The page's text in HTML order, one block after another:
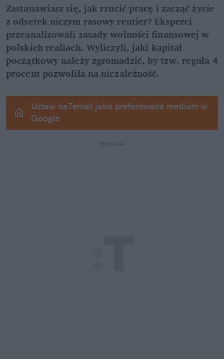
Zastanawiasz się, jak rzucić pracę i zacząć życie
z odsetek niczym rasowy rentier? Eksperci
przeanalizowali zasady wolności finansowej w
polskich realiach. Wyliczyli, jaki kapitał
początkowy należy zgromadzić, by tzw. reguła 4
procent pozwoliła na niezależność.
Ustaw naTemat jako preferowane medium w
Google
REKLAMA